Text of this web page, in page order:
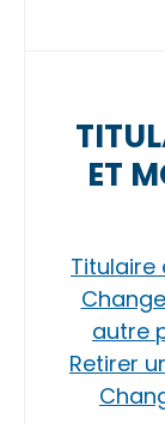
ET
autre
Retirer